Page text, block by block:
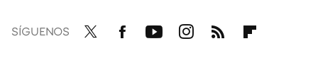
SÍGUENOS